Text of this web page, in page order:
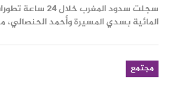
سجلت سدود المغرب
المائية بسدي المسيرة وأحمد الحنصالي،
مجتمع